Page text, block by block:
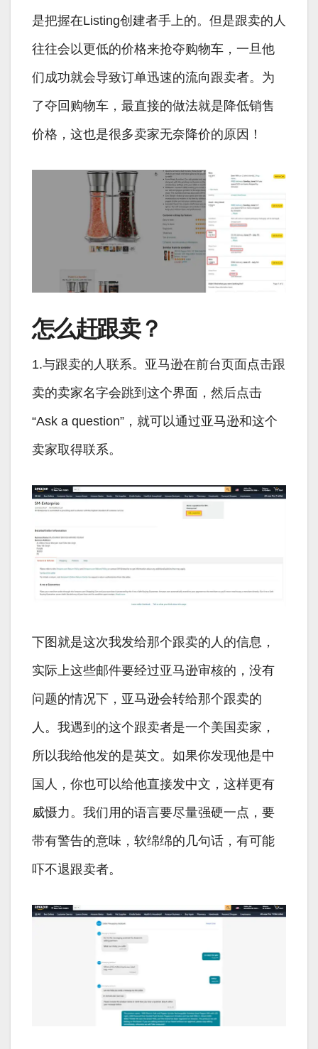
是把握在Listing创建者手上的。但是跟卖的人
往往会以更低的价格来抢夺购物车，一旦他
们成功就会导致订单迅速的流向跟卖者。为
了夺回购物车，最直接的做法就是降低销售
价格，这也是很多卖家无奈降价的原因！
怎么赶跟卖？
1.与跟卖的人联系。亚马逊在前台页面点击跟
卖的卖家名字会跳到这个界面，然后点击
“Ask a question”，就可以通过亚马逊和这个
卖家取得联系。
下图就是这次我发给那个跟卖的人的信息，
实际上这些邮件要经过亚马逊审核的，没有
问题的情况下，亚马逊会转给那个跟卖的
人。我遇到的这个跟卖者是一个美国卖家，
所以我给他发的是英文。如果你发现他是中
国人，你也可以给他直接发中文，这样更有
威慑力。我们用的语言要尽量强硬一点，要
带有警告的意味，软绵绵的几句话，有可能
吓不退跟卖者。